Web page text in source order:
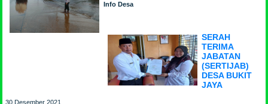
Info Desa
SERAH
TERIMA
JABATAN
(SERTIJAB)
DESA BUKIT
JAYA
30 Desember 2021